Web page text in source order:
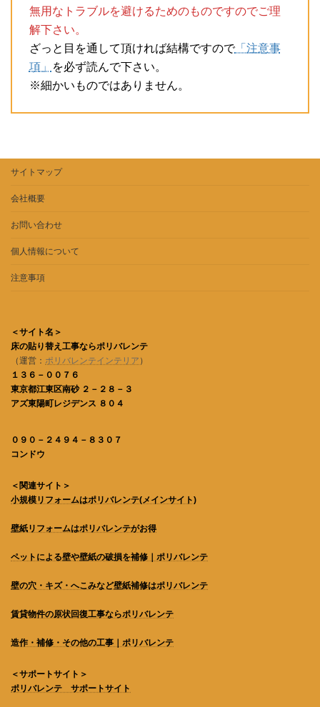
無用なトラブルを避けるためのものですのでご理
解下さい。
ざっと目を通して頂ければ結構ですので「注意事
項」
を必ず読んで下さい。
※細かいものではありません。
サイトマップ
会社概要
お問い合わせ
個人情報について
注意事項
＜サイト名＞
床の貼り替え工事ならポリバレンテ
（運営： ポリバレンテインテリア ）
１３６－００７６
東京都江東区南砂 ２－２８－３
アズ東陽町レジデンス ８０４
０９０－２４９４－８３０７
コンドウ
＜関連サイト＞
小規模リフォームはポリバレンテ(メインサイト)
壁紙リフォームはポリバレンテがお得
ペットによる壁や壁紙の破損を補修｜ポリバレンテ
壁の穴・キズ・へこみなど壁紙補修はポリバレンテ
賃貸物件の原状回復工事ならポリバレンテ
造作・補修・その他の工事｜ポリバレンテ
＜サポートサイト＞
ポリバレンテ サポートサイト